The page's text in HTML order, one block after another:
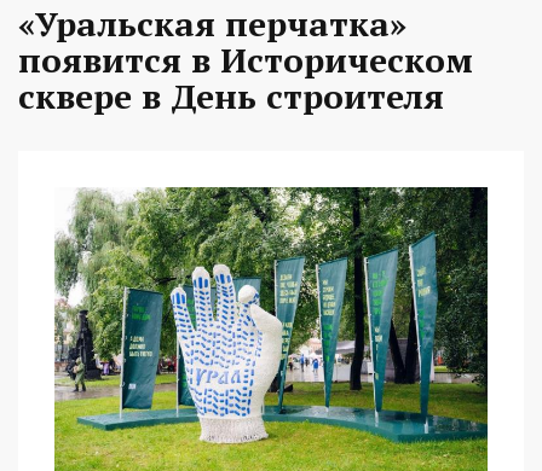
«Уральская перчатка»
появится в Историческом
сквере в День строителя